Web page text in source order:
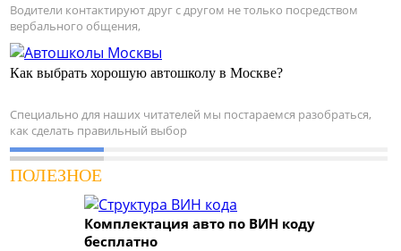
Водители контактируют друг с другом не только посредством
вербального общения,
Как выбрать хорошую автошколу в Москве?
Специально для наших читателей мы постараемся разобраться,
как сделать правильный выбор
ПОЛЕЗНОЕ
Комплектация авто по ВИН коду
бесплатно